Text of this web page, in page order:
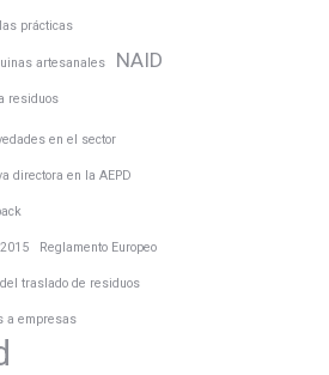
prácticas
artesanales NAID
residuos
en el sector
directora en la AEPD
Reglamento Europeo
traslado de residuos
a empresas